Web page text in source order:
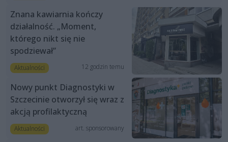
Znana kawiarnia kończy
działalność. „Moment,
którego nikt się nie
spodziewał”
Aktualności 12 godzin temu
Nowy punkt Diagnostyki w
Szczecinie otworzył się wraz z
akcją profilaktyczną
Aktualności art. sponsorowany